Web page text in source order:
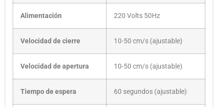
Alimentación 220 Volts 50Hz
Velocidad de cierre 10-50 cm/s (ajustable)
Velocidad de apertura 10-50 cm/s (ajustable)
Tiempo de espera 60 segundos (ajustable)